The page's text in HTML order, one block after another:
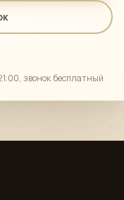
звонок бесплатный